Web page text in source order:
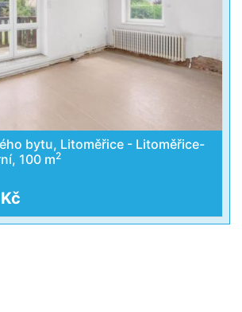
bytu, Litoměřice - Litoměřice-
100 m2